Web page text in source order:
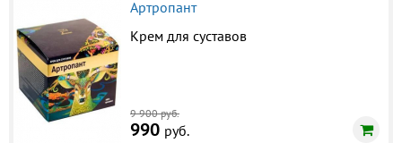
Артропант
Крем для суставов
9 900 руб.
990 руб.